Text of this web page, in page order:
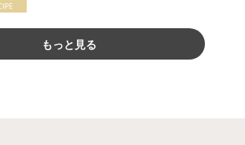
もっと見る